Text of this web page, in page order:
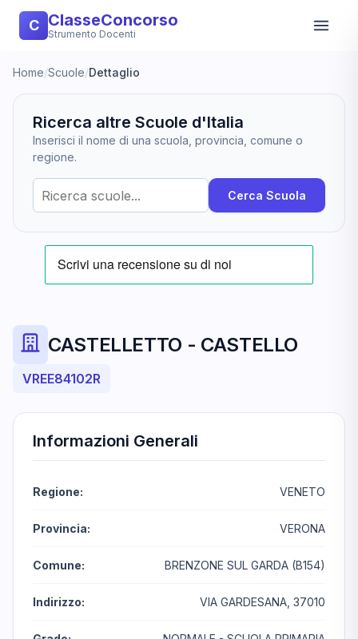
C ClasseConcorso
Strumento Docenti
Home/Scuole/Dettaglio
Ricerca altre Scuole d'Italia
Inserisci il nome di una scuola, provincia, comune o
regione.
Cerca Scuola
CASTELLETTO - CASTELLO
VREE84102R
Informazioni Generali
Regione: VENETO
Provincia: VERONA
Comune: BRENZONE SUL GARDA (B154)
Indirizzo: VIA GARDESANA, 37010